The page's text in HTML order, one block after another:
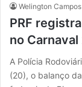
Welington Campos
PRF
no
A Polícia
(20), o balanço